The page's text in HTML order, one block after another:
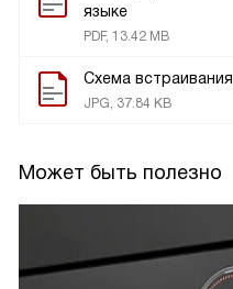
языке
PDF, 13.42 MB
Схема встраивания
JPG, 37.84 KB
Может быть полезно